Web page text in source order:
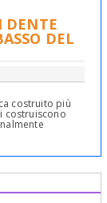
DENTE
DEL
costruito più
costruiscono